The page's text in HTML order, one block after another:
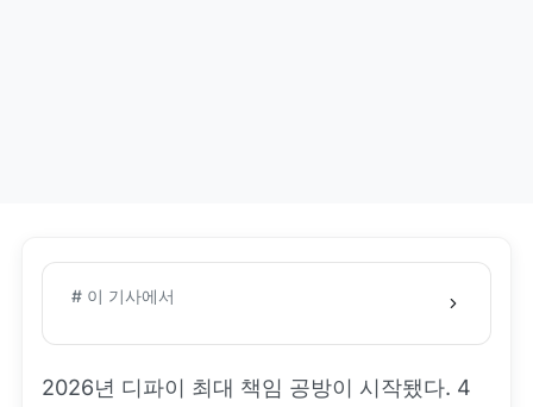
# 이 기사에서
2026년 디파이 최대 책임 공방이 시작됐다. 4